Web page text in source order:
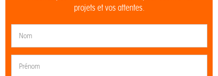
projets et vos attentes.